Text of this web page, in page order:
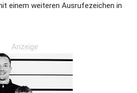
einem weiteren Ausrufezeichen in
Anzeige